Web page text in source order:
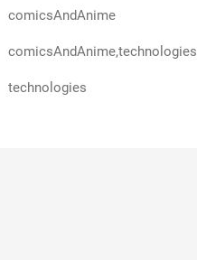
comicsAndAnime
comicsAndAnime,technologies
technologies